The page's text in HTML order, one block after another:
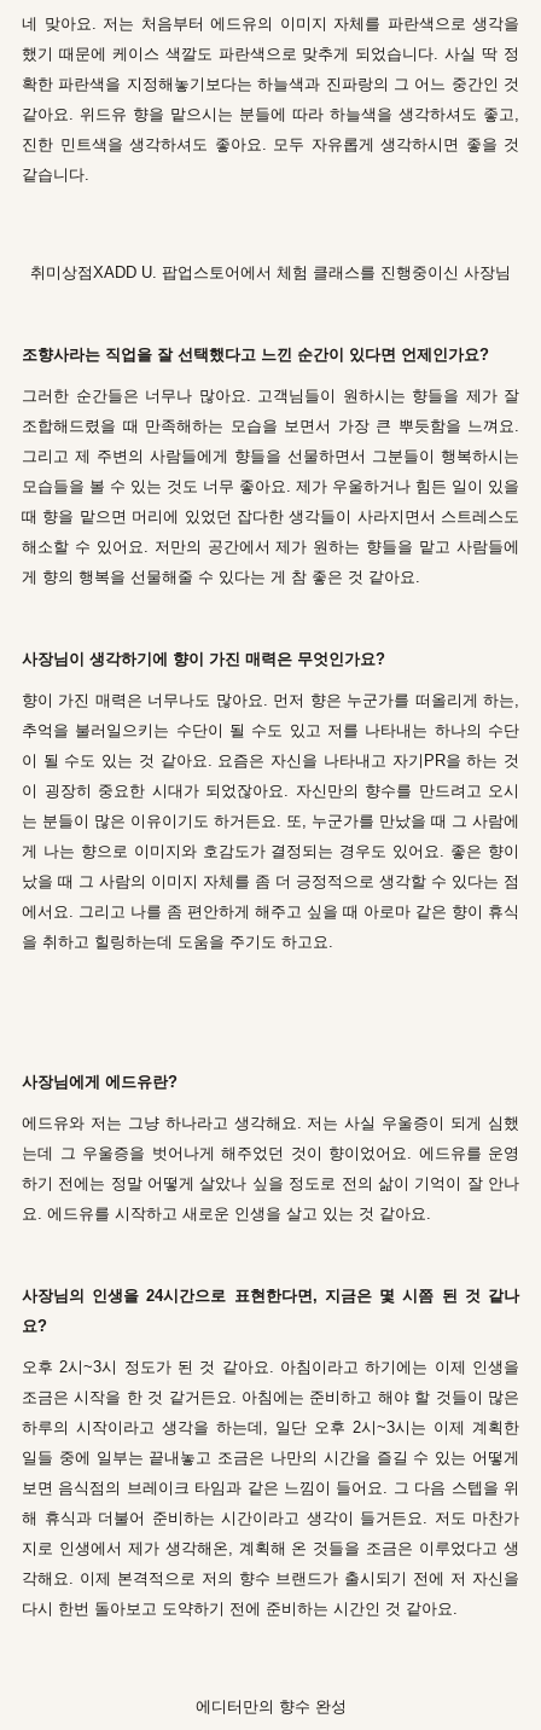
네 맞아요. 저는 처음부터 에드유의 이미지 자체를 파란색으로 생각을
했기 때문에 케이스 색깔도 파란색으로 맞추게 되었습니다. 사실 딱 정
확한 파란색을 지정해놓기보다는 하늘색과 진파랑의 그 어느 중간인 것
같아요. 위드유 향을 맡으시는 분들에 따라 하늘색을 생각하셔도 좋고,
진한 민트색을 생각하셔도 좋아요. 모두 자유롭게 생각하시면 좋을 것
같습니다.
취미상점XADD U. 팝업스토어에서 체험 클래스를 진행중이신 사장님
조향사라는 직업을 잘 선택했다고 느낀 순간이 있다면 언제인가요?
그러한 순간들은 너무나 많아요. 고객님들이 원하시는 향들을 제가 잘
조합해드렸을 때 만족해하는 모습을 보면서 가장 큰 뿌듯함을 느껴요.
그리고 제 주변의 사람들에게 향들을 선물하면서 그분들이 행복하시는
모습들을 볼 수 있는 것도 너무 좋아요. 제가 우울하거나 힘든 일이 있을
때 향을 맡으면 머리에 있었던 잡다한 생각들이 사라지면서 스트레스도
해소할 수 있어요. 저만의 공간에서 제가 원하는 향들을 맡고 사람들에
게 향의 행복을 선물해줄 수 있다는 게 참 좋은 것 같아요.
사장님이 생각하기에 향이 가진 매력은 무엇인가요?
향이 가진 매력은 너무나도 많아요. 먼저 향은 누군가를 떠올리게 하는,
추억을 불러일으키는 수단이 될 수도 있고 저를 나타내는 하나의 수단
이 될 수도 있는 것 같아요. 요즘은 자신을 나타내고 자기PR을 하는 것
이 굉장히 중요한 시대가 되었잖아요. 자신만의 향수를 만드려고 오시
는 분들이 많은 이유이기도 하거든요. 또, 누군가를 만났을 때 그 사람에
게 나는 향으로 이미지와 호감도가 결정되는 경우도 있어요. 좋은 향이
났을 때 그 사람의 이미지 자체를 좀 더 긍정적으로 생각할 수 있다는 점
에서요. 그리고 나를 좀 편안하게 해주고 싶을 때 아로마 같은 향이 휴식
을 취하고 힐링하는데 도움을 주기도 하고요.
사장님에게 에드유란?
에드유와 저는 그냥 하나라고 생각해요. 저는 사실 우울증이 되게 심했
는데 그 우울증을 벗어나게 해주었던 것이 향이었어요. 에드유를 운영
하기 전에는 정말 어떻게 살았나 싶을 정도로 전의 삶이 기억이 잘 안나
요. 에드유를 시작하고 새로운 인생을 살고 있는 것 같아요.
사장님의 인생을 24시간으로 표현한다면, 지금은 몇 시쯤 된 것 같나
요?
오후 2시~3시 정도가 된 것 같아요. 아침이라고 하기에는 이제 인생을
조금은 시작을 한 것 같거든요. 아침에는 준비하고 해야 할 것들이 많은
하루의 시작이라고 생각을 하는데, 일단 오후 2시~3시는 이제 계획한
일들 중에 일부는 끝내놓고 조금은 나만의 시간을 즐길 수 있는 어떻게
보면 음식점의 브레이크 타임과 같은 느낌이 들어요. 그 다음 스텝을 위
해 휴식과 더불어 준비하는 시간이라고 생각이 들거든요. 저도 마찬가
지로 인생에서 제가 생각해온, 계획해 온 것들을 조금은 이루었다고 생
각해요. 이제 본격적으로 저의 향수 브랜드가 출시되기 전에 저 자신을
다시 한번 돌아보고 도약하기 전에 준비하는 시간인 것 같아요.
에디터만의 향수 완성